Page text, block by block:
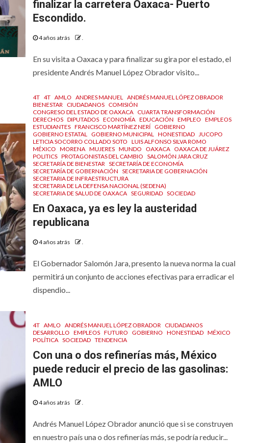
finalizar la carretera Oaxaca- Puerto
Escondido.
4 años atrás .
En su visita a Oaxaca y para finalizar su gira por el estado, el
presidente Andrés Manuel López Obrador visito...
4T 4T AMLO ANDRES MANUEL ANDRÉS MANUEL LÓPEZ OBRADOR
BIENESTAR CIUDADANOS COMISIÓN
CONGRESO DEL ESTADO DE OAXACA CUARTA TRANSFORMACIÓN
DERECHOS DIPUTADOS ECONOMÍA EDUCACIÓN EMPLEO EMPLEOS
ESTUDIANTES FRANCISCO MARTÍNEZ NERÍ GOBIERNO
GOBIERNO ESTATAL GOBIERNO MUNICIPAL HONESTIDAD JUCOPO
LETICIA SOCORRO COLLADO SOTO LUIS ALFONSO SILVA ROMO
MÉXICO MORENA MUJERES MUNDO OAXACA OAXACA DE JUÁREZ
POLITICS PROTAGONISTAS DEL CAMBIO SALOMÓN JARA CRUZ
SECRETARÍA DE BIENESTAR SECRETARÍA DE ECONOMÍA
SECRETARÍA DE GOBERNACIÓN SECRETARIA DE GOBERNACIÓN
SECRETARIA DE INFRAESTRUCTURA
SECRETARIA DE LA DEFENSA NACIONAL (SEDENA)
SECRETARIA DE SALUD DE OAXACA SEGURIDAD SOCIEDAD
En Oaxaca, ya es ley la austeridad
republicana
4 años atrás .
El Gobernador Salomón Jara, presento la nueva norma la cual
permitirá un conjunto de acciones efectivas para erradicar el
dispendio...
4T AMLO ANDRÉS MANUEL LÓPEZ OBRADOR CIUDADANOS
DESARROLLO EMPLEOS FUTURO GOBIERNO HONESTIDAD MÉXICO
POLÍTICA SOCIEDAD TENDENCIA
Con una o dos refinerías más, México
puede reducir el precio de las gasolinas:
AMLO
4 años atrás .
Andrés Manuel López Obrador anunció que si se construyen
en nuestro país una o dos refinerías más, se podría reducir...